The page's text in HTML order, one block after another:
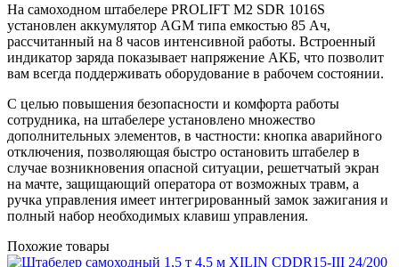
На самоходном штабелере PROLIFT M2 SDR 1016S
установлен аккумулятор AGM типа емкостью 85 Ач,
рассчитанный на 8 часов интенсивной работы. Встроенный
индикатор заряда показывает напряжение АКБ, что позволит
вам всегда поддерживать оборудование в рабочем состоянии.
С целью повышения безопасности и комфорта работы
сотрудника, на штабелере установлено множество
дополнительных элементов, в частности: кнопка аварийного
отключения, позволяющая быстро остановить штабелер в
случае возникновения опасной ситуации, решетчатый экран
на мачте, защищающий оператора от возможных травм, а
ручка управления имеет интегрированный замок зажигания и
полный набор необходимых клавиш управления.
Похожие товары